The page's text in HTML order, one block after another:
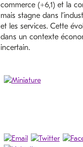
commerce (+6,1) et la
mais stagne dans
et les services. Cette
dans un contexte
incertain.